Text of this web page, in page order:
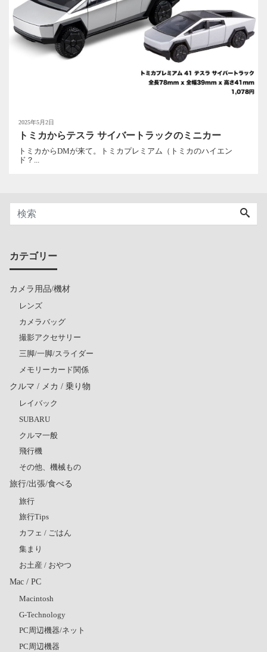
2025年5月2日
トミカからテスラ サイバートラックのミニカー
トミカからDMが来て。トミカプレミアム（トミカのハイエン
ド？...
カテゴリー
カメラ用品/機材
レンズ
カメラバッグ
撮影アクセサリー
三脚/一脚/スライダー
メモリーカード関係
クルマ / メカ / 乗り物
レイバック
SUBARU
クルマ一般
飛行機
その他、機械もの
旅行/出張/食べる
旅行
旅行Tips
カフェ / ごはん
集まり
お土産 / おやつ
Mac / PC
Macintosh
G-Technology
PC周辺機器/ネット
PC周辺機器